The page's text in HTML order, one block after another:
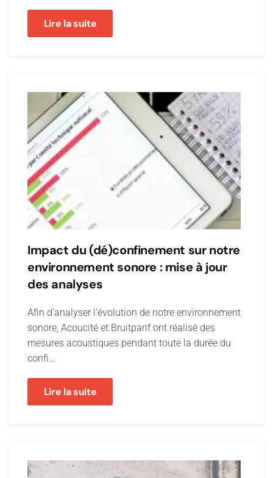
Lire la suite
Impact du (dé)confinement sur notre
environnement sonore : mise à jour
des analyses
Afin d'analyser l'évolution de notre environnement
sonore, Acoucité et Bruitparif ont réalisé des
mesures acoustiques pendant toute la durée du
confi…
Lire la suite